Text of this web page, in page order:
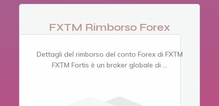
FXTM Rimborso Forex
Dettagli del rimborso del conto Forex di FXTM
FXTM Fortis è un broker globale di ...